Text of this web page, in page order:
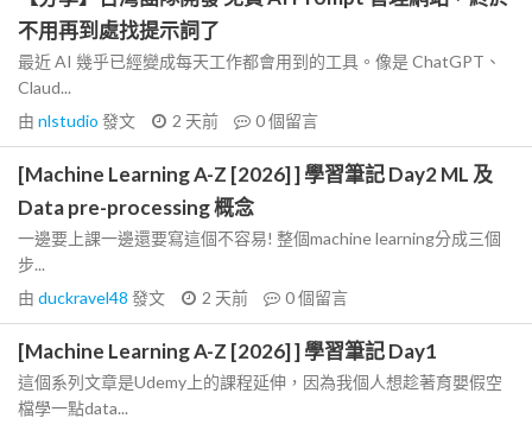
不用再到處找提示詞了
最近 AI 幾乎已經變成每天工作都會用到的工具。像是 ChatGPT、
Claud...
由 nlstudio 發文 2 天前 0個留言
[Machine Learning A-Z [2026] ] 學習筆記 Day2 ML 及
Data pre-processing 概念
一邊要上課一邊還要寫這個不容易! 整個machine learning分成三個
步...
由 duckravel48 發文 2 天前 0個留言
[Machine Learning A-Z [2026] ] 學習筆記 Day1
這個系列文章是Udemy上的課程延伸，因為我個人想趁著育嬰假空
檔學一點data...